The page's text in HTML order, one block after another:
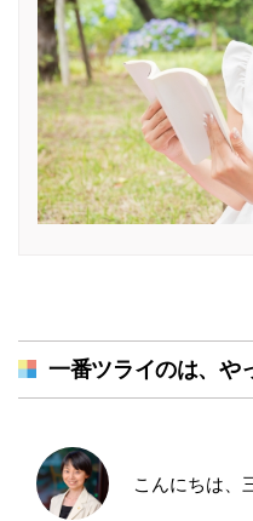
一番ツライのは、や
こんにちは、